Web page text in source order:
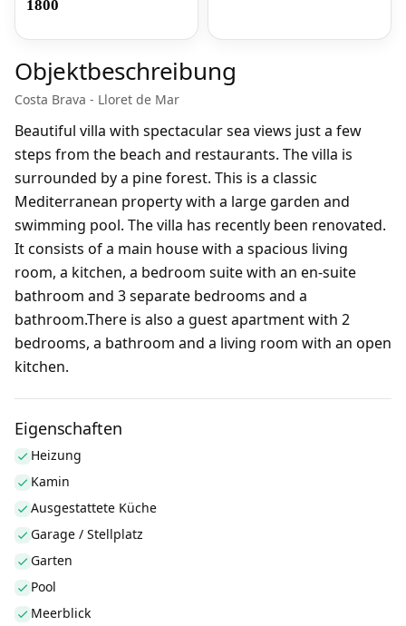
1800
Objektbeschreibung
Costa Brava - Lloret de Mar
Beautiful villa with spectacular sea views just a few
steps from the beach and restaurants. The villa is
surrounded by a pine forest. This is a classic
Mediterranean property with a large garden and
swimming pool. The villa has recently been renovated.
It consists of a main house with a spacious living
room, a kitchen, a bedroom suite with an en-suite
bathroom and 3 separate bedrooms and a
bathroom.There is also a guest apartment with 2
bedrooms, a bathroom and a living room with an open
kitchen.
Eigenschaften
Heizung
Kamin
Ausgestattete Küche
Garage / Stellplatz
Garten
Pool
Meerblick